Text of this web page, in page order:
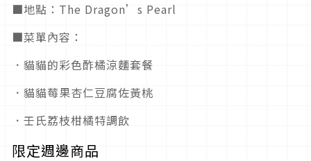
■地點：The Dragon’s Pearl
■菜單內容：
．貓貓的彩色酢橘涼麵套餐
．貓貓莓果杏仁豆腐佐黃桃
．壬氏荔枝柑橘特調飲
限定週邊商品